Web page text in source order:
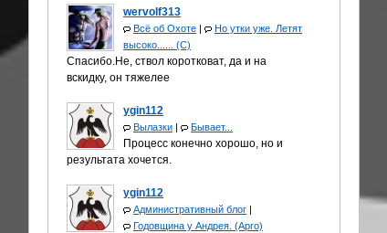
wervolf313
Всё об Охоте |
Но утки уже. Летят
высоко...... (С)
Спасибо.Не, ствол коротковат, да и на
вскидку, он тяжелее
ygin112
Вылазки | Бывает...
Процесс конечно хорошо, но и
результата хочется.
ygin112
Административный блог |
Годовщина у Андрея. (Арго)